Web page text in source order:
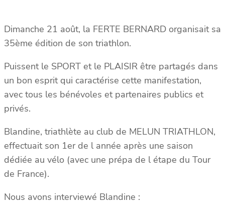
Dimanche 21 août, la FERTE BERNARD organisait sa
35ème édition de son triathlon.
Puissent le SPORT et le PLAISIR être partagés dans
un bon esprit qui caractérise cette manifestation,
avec tous les bénévoles et partenaires publics et
privés.
Blandine, triathlète au club de MELUN TRIATHLON,
effectuait son 1er de l année après une saison
dédiée au vélo (avec une prépa de l étape du Tour
de France).
Nous avons interviewé Blandine :